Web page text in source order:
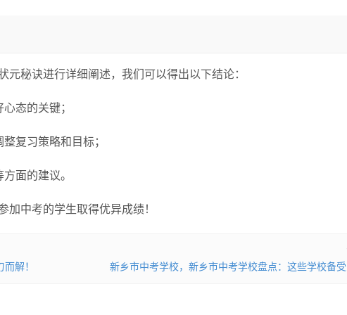
秘诀进行详细阐述，我们可以得出以下结论：
态的关键；
复习策略和目标；
面的建议。
中考的学生取得优异成绩！
解！
新乡市中考学校，新乡市中考学校盘点：这些学校备受